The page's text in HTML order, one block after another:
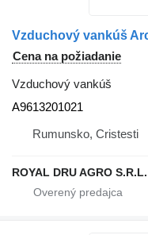
Cena na požiadanie
Vzduchový vankúš
A9613201021
Rumunsko, Cristesti
ROYAL DRU AGRO S.R.L.